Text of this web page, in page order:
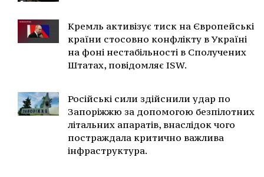
Кремль активізує тиск на Європейські
країни стосовно конфлікту в Україні
на фоні нестабільності в Сполучених
Штатах, повідомляє ISW.
Російські сили здійснили удар по
Запоріжжю за допомогою безпілотних
літальних апаратів, внаслідок чого
постраждала критично важлива
інфраструктура.